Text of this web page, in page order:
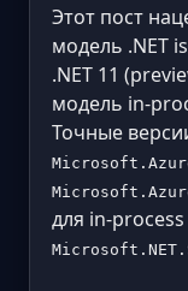
Этот пост
модель .NET
.NET 11
модель in-
Точные
для in-